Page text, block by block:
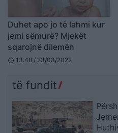
Duhet apo jo të lahmi kur
jemi sëmurë? Mjekët
sqarojnë dilemën
schedule 13:48 / 23/03/2022
të fundit